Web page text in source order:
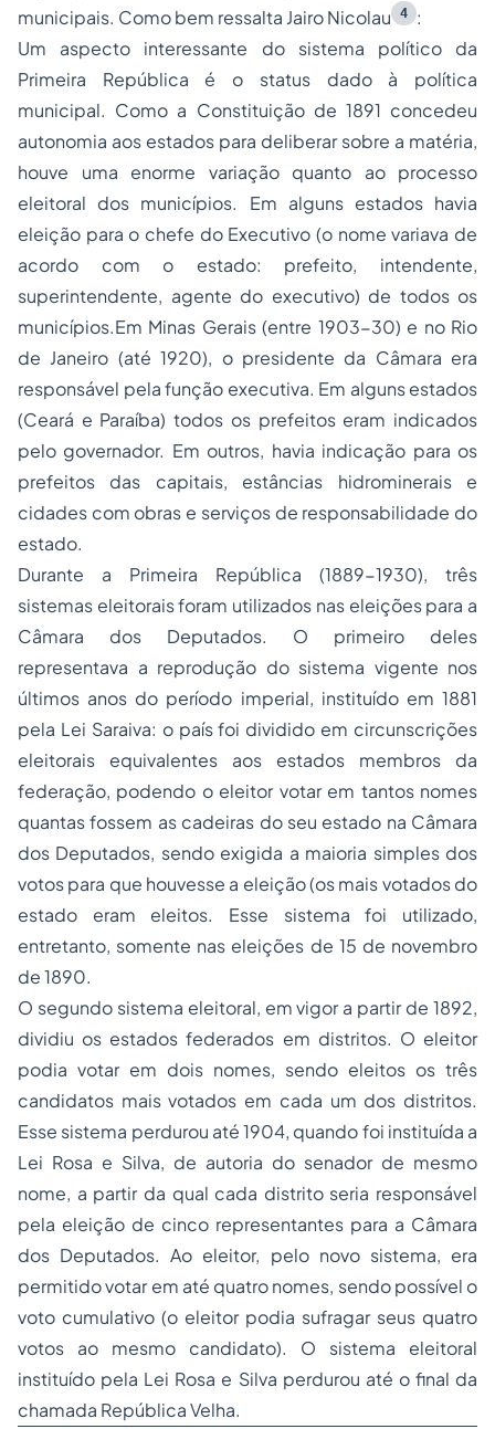
municipais. Como bem ressalta Jairo Nicolau
4
:
Um aspecto interessante do sistema político da
Primeira República é o status dado à política
municipal. Como a Constituição de 1891 concedeu
autonomia aos estados para deliberar sobre a matéria,
houve uma enorme variação quanto ao processo
eleitoral dos municípios. Em alguns estados havia
eleição para o chefe do Executivo (o nome variava de
acordo com o estado: prefeito, intendente,
superintendente, agente do executivo) de todos os
municípios.Em Minas Gerais (entre 1903-30) e no Rio
de Janeiro (até 1920), o presidente da Câmara era
responsável pela função executiva. Em alguns estados
(Ceará e Paraíba) todos os prefeitos eram indicados
pelo governador. Em outros, havia indicação para os
prefeitos das capitais, estâncias hidrominerais e
cidades com obras e serviços de responsabilidade do
estado.
Durante a Primeira República (1889-1930), três
sistemas eleitorais foram utilizados nas eleições para a
Câmara dos Deputados. O primeiro deles
representava a reprodução do sistema vigente nos
últimos anos do período imperial, instituído em 1881
pela Lei Saraiva: o país foi dividido em circunscrições
eleitorais equivalentes aos estados membros da
federação, podendo o eleitor votar em tantos nomes
quantas fossem as cadeiras do seu estado na Câmara
dos Deputados, sendo exigida a maioria simples dos
votos para que houvesse a eleição (os mais votados do
estado eram eleitos. Esse sistema foi utilizado,
entretanto, somente nas eleições de 15 de novembro
de 1890.
O segundo sistema eleitoral, em vigor a partir de 1892,
dividiu os estados federados em distritos. O eleitor
podia votar em dois nomes, sendo eleitos os três
candidatos mais votados em cada um dos distritos.
Esse sistema perdurou até 1904, quando foi instituída a
Lei Rosa e Silva, de autoria do senador de mesmo
nome, a partir da qual cada distrito seria responsável
pela eleição de cinco representantes para a Câmara
dos Deputados. Ao eleitor, pelo novo sistema, era
permitido votar em até quatro nomes, sendo possível o
voto cumulativo (o eleitor podia sufragar seus quatro
votos ao mesmo candidato). O sistema eleitoral
instituído pela Lei Rosa e Silva perdurou até o final da
chamada República Velha.